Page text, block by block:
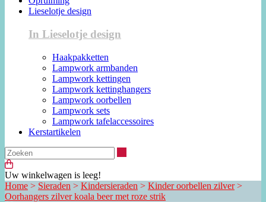
Lieselotje design
In Lieselotje design
Haakpakketten
Lampwork armbanden
Lampwork kettingen
Lampwork kettinghangers
Lampwork oorbellen
Lampwork sets
Lampwork tafelaccessoires
Kerstartikelen
Uw winkelwagen is leeg!
Home > Sieraden > Kindersieraden > Kinder oorbellen zilver>
Oorhangers zilver koala beer met roze strik